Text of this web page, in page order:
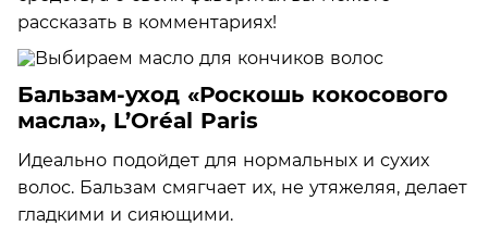
рассказать в комментариях!
Бальзам-уход «Роскошь кокосового
масла», L’Oréal Paris
Идеально подойдет для нормальных и сухих
волос. Бальзам смягчает их, не утяжеляя, делает
гладкими и сияющими.